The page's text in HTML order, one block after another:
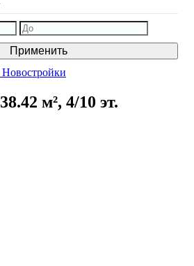
Применить
Новостройки
м², 4/10 эт.